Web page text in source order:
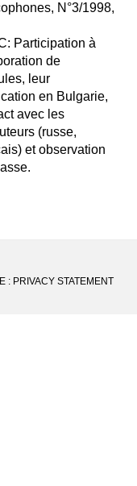
N°3/1998,
Participation à
de
leur
en Bulgarie,
avec les
(russe,
et observation
: PRIVACY STATEMENT